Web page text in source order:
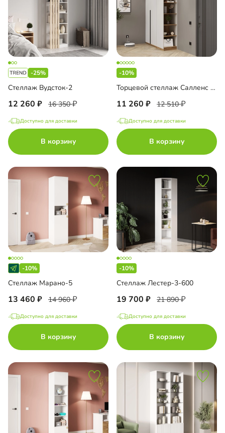
-25%
Стеллаж Вудсток-2
12 260 16 350
Доступно для доставки
В корзину
-10%
Торцевой стеллаж Салленс с полками
11 260 12 510
Доступно для доставки
В корзину
-10%
Стеллаж Марано-5
13 460 14 960
Доступно для доставки
В корзину
-10%
Стеллаж Лестер-3-600
19 700 21 890
Доступно для доставки
В корзину